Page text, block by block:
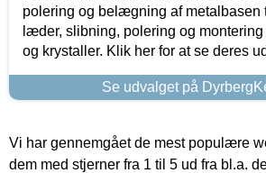
polering og belægning af metalbasen
læder, slibning, polering og
og krystaller. Klik her for at se deres
Se udvalget på
Vi har gennemgået de mest populære
dem med stjerner fra 1 til 5 ud fra bl.a.